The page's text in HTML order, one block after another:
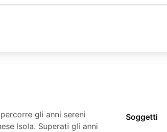
gli anni sereni
Isola. Superati gli anni
Soggetti